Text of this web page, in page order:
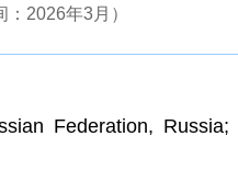
：2026年3月）
Federation, Russia;